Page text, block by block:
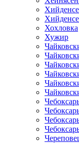
Хохловка
Хужир